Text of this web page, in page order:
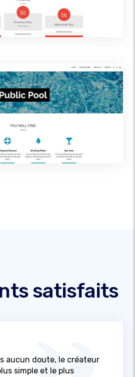
satisfaits
aucun doute, le créateur
simple et le plus